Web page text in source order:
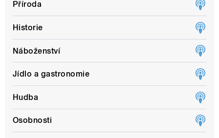
Příroda
Historie
Náboženství
Jídlo a gastronomie
Hudba
Osobnosti